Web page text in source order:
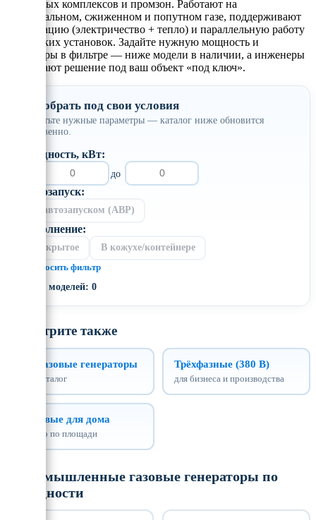
тепличных комплексов и промзон. Работают на
магистральном, сжиженном и попутном газе, поддерживают
когенерацию (электричество + тепло) и параллельную работу
нескольких установок. Задайте нужную мощность и
параметры в фильтре — ниже модели в наличии, а инженеры
рассчитают решение под ваш объект «под ключ».
Подобрать под свои условия
Отметьте нужные параметры — каталог ниже обновится
мгновенно.
Мощность, кВт:
до
Автозапуск:
С автозапуском (АВР)
Исполнение:
Открытое
В кожухе/контейнере
× Сбросить фильтр
Всего моделей: 0
Смотрите также
Все газовые генераторы
весь каталог
Трёхфазные (380 В)
для бизнеса и производства
Бытовые для дома
подбор по площади
Промышленные газовые генераторы по
мощности